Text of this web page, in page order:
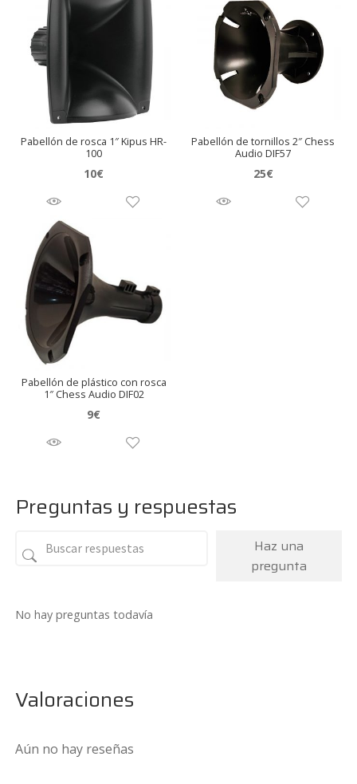
Pabellón de rosca 1″ Kipus HR-
100
10€
Pabellón de tornillos 2″ Chess
Audio DIF57
25€
Pabellón de plástico con rosca
1″ Chess Audio DIF02
9€
Preguntas y respuestas
Haz una
pregunta
No hay preguntas todavía
Valoraciones
Aún no hay reseñas